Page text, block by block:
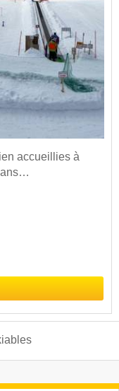
accueillies à
ans…